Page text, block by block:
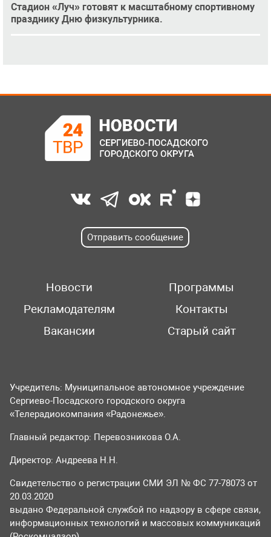
Стадион «Луч» готовят к масштабному спортивному
празднику Дню физкультурника.
Отправить сообщение
Новости
Программы
Рекламодателям
Контакты
Вакансии
Старый сайт
Учредитель: Муниципальное автономное учреждение
Сергиево-Посадского городского округа
«Телерадиокомпания «Радонежье».
Главный редактор: Перевозникова О.А.
Директор: Андреева Н.Н.
Свидетельство о регистрации СМИ ЭЛ № ФС 77-78073 от
20.03.2020
выдано Федеральной службой по надзору в сфере связи,
информационных технологий и массовых коммуникаций